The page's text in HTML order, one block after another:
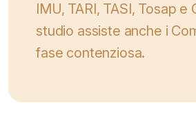
IMU, TARI, TASI, Tosap e
studio assiste anche i
fase contenziosa.